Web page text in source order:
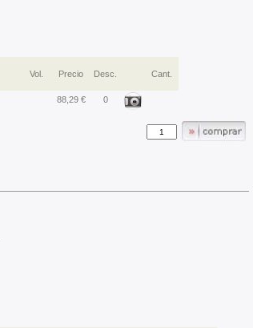
Vol. Precio Desc. Cant.
88,29 € 0